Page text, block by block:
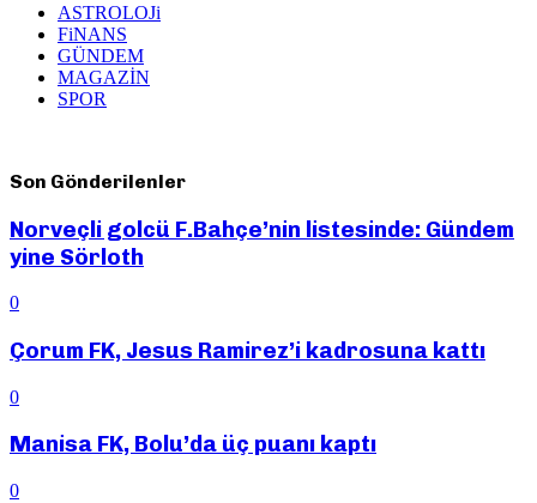
ASTROLOJi
FiNANS
GÜNDEM
MAGAZİN
SPOR
Son Gönderilenler
Norveçli golcü F.Bahçe’nin listesinde: Gündem
yine Sörloth
0
Çorum FK, Jesus Ramirez’i kadrosuna kattı
0
Manisa FK, Bolu’da üç puanı kaptı
0